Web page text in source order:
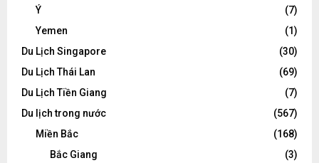
Ý
(7)
Yemen
(1)
Du Lịch Singapore
(30)
Du Lịch Thái Lan
(69)
Du Lịch Tiền Giang
(7)
Du lịch trong nước
(567)
Miền Bắc
(168)
Bắc Giang
(3)